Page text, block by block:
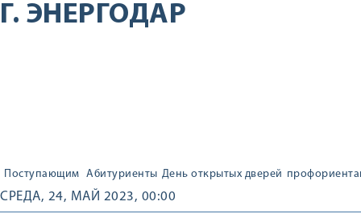
Г. ЭНЕРГОДАР
Поступающим Абитуриенты День открытых дверей
СРЕДА, 24, МАЙ 2023, 00:00